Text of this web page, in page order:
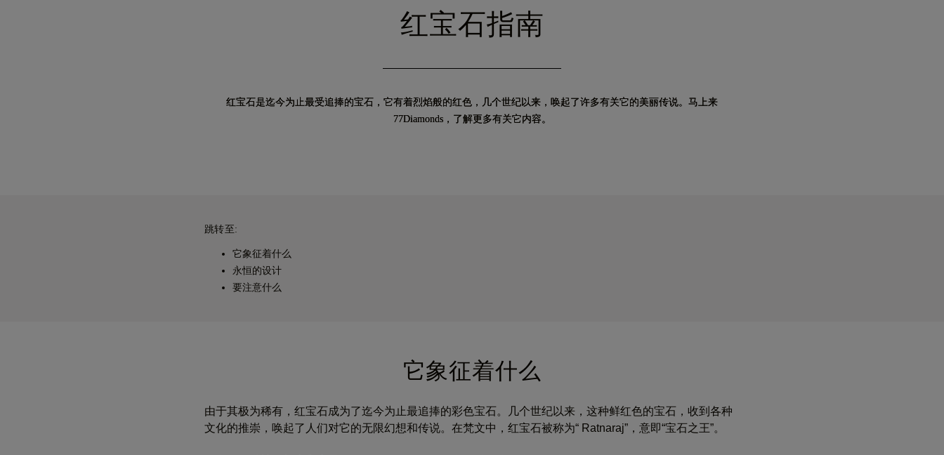
红宝石指南
红宝石是迄今为止最受追捧的宝石，它有着烈焰般的红色，几个世纪以来，唤起了许多有关它的美丽传说。马上来
77Diamonds，了解更多有关它内容。
跳转至:
它象征着什么
永恒的设计
要注意什么
它象征着什么
由于其极为稀有，红宝石成为了迄今为止最追捧的彩色宝石。几个世纪以来，这种鲜红色的宝石，收到各种
文化的推崇，唤起了人们对它的无限幻想和传说。在梵文中，红宝石被称为“ Ratnaraj”，意即“宝石之王”。